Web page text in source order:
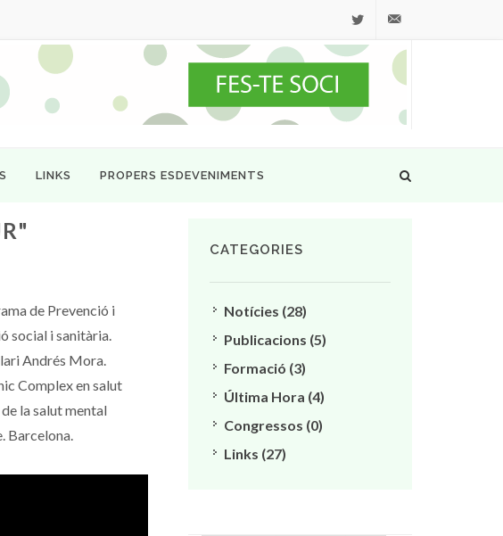
Twitter
LINKS PROPERS ESDEVENIMENTS
de Prevenció i
social i sanitària.
Andrés Mora.
Complex en salut
la salut mental
Barcelona.
CATEGORIES
Notícies (28)
Publicacions (5)
Formació (3)
Última Hora (4)
Congressos (0)
Links (27)